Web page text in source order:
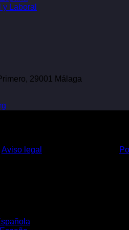
Laboral
29001 Málaga
Aviso legal